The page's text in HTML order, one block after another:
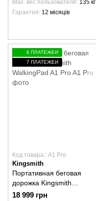
Max. вес пользователя 135 кг
Гарантия 12 місяців
6 ПЛАТЕЖЕЙ
7 ПЛАТЕЖЕЙ
Код товара:: A1 Pro
Kingsmith
Портативная беговая
дорожка Kingsmith
WalkingPad A1 Pro
18 999 грн